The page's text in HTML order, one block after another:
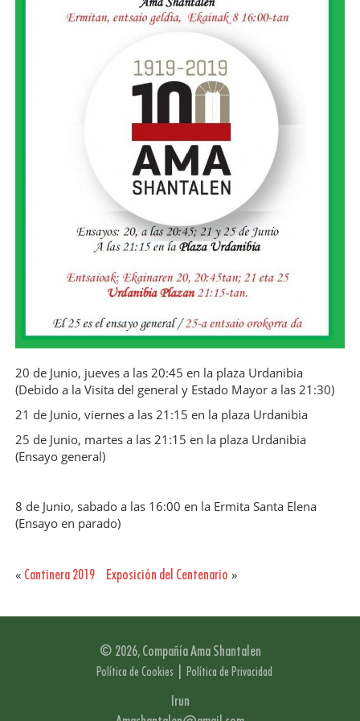
20 de Junio, jueves a las 20:45 en la plaza Urdanibia
(Debido a la Visita del general y Estado Mayor a las 21:30)
21 de Junio, viernes a las 21:15 en la plaza Urdanibia
25 de Junio, martes a las 21:15 en la plaza Urdanibia
(Ensayo general)
8 de Junio, sabado a las 16:00 en la Ermita Santa Elena
(Ensayo en parado)
« Cantinera 2019 Exposición del Centenario »
© 2026, Compañía Ama Shantalen
Política de Cookies | Política de Privacidad
Irun